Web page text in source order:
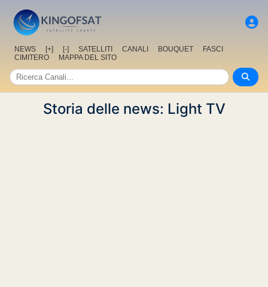
NEWS [+] [-] SATELLITI CANALI BOUQUET
FASCI
CIMITERO
MAPPA DEL SITO
Storia delle news: Light TV